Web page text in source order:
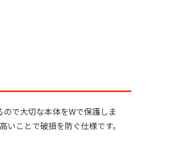
で大切な本体をWで保護しま
いことで破損を防ぐ仕様です。